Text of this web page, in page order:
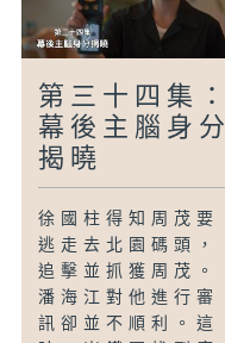
第三十四集：
幕後主腦身分
揭曉
徐國柱得知周茂要
逃走去北園碼頭，
追擊並抓獲周茂。
潘海江對他進行審
訊卻並不順利。這